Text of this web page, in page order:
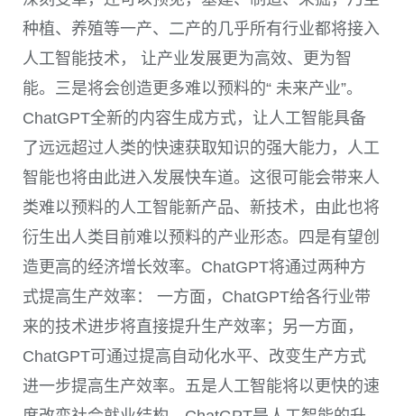
种植、养殖等一产、二产的几乎所有行业都将接入
人工智能技术， 让产业发展更为高效、更为智
能。三是将会创造更多难以预料的“ 未来产业”。
ChatGPT全新的内容生成方式，让人工智能具备
了远远超过人类的快速获取知识的强大能力，人工
智能也将由此进入发展快车道。这很可能会带来人
类难以预料的人工智能新产品、新技术，由此也将
衍生出人类目前难以预料的产业形态。四是有望创
造更高的经济增长效率。 ChatGPT将通过两种方
式提高生产效率： 一方面， ChatGPT给各行业带
来的技术进步将直接提升生产效率；另一方面，
ChatGPT可通过提高自动化水平、改变生产方式
进一步提高生产效率。五是人工智能将以更快的速